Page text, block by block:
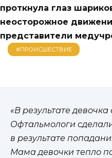
проткнула глаз
неосторожное
представители
#ПРОИСШЕСТВИЕ
«В результате
Офтальмологи
в результате
Мама девочки тепло